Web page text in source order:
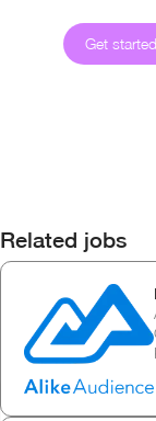
Get
Related jobs